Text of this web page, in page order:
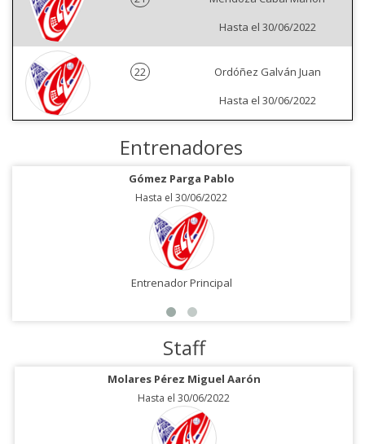
Hasta el 30/06/2022
22
Ordóñez Galván Juan
Hasta el 30/06/2022
Entrenadores
Gómez Parga Pablo
Hasta el 30/06/2022
Entrenador Principal
Staff
Molares Pérez Miguel Aarón
Hasta el 30/06/2022